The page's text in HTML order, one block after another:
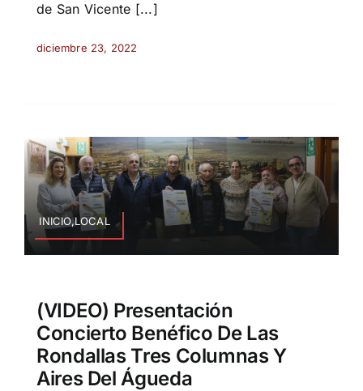
de San Vicente [...]
diciembre 23, 2022
INICIO,LOCAL
(VIDEO) Presentación
Concierto Benéfico De Las
Rondallas Tres Columnas Y
Aires Del Águeda